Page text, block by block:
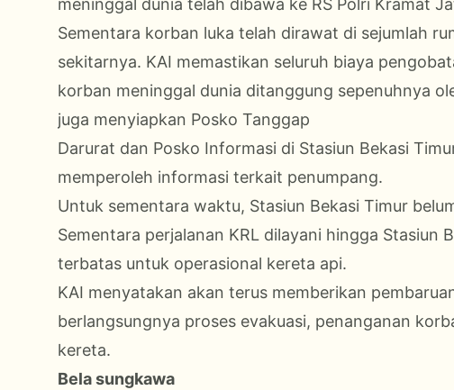
meninggal dunia telah dibawa ke RS Polri Kramat
Sementara korban luka telah dirawat di sejumlah
sekitarnya. KAI memastikan seluruh biaya
korban meninggal dunia ditanggung sepenuhnya
juga menyiapkan Posko Tanggap
Darurat dan Posko Informasi di Stasiun Bekasi
memperoleh informasi terkait penumpang.
Untuk sementara waktu, Stasiun Bekasi Timur
Sementara perjalanan KRL dilayani hingga Stasiun
terbatas untuk operasional kereta api.
KAI menyatakan akan terus memberikan
berlangsungnya proses evakuasi, penanganan
kereta.
Bela sungkawa